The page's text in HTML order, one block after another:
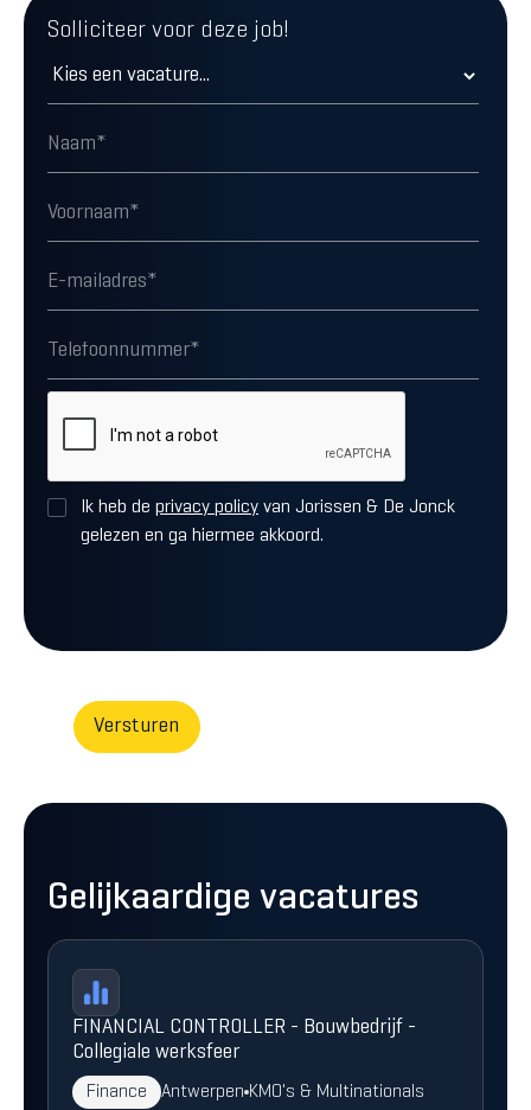
Solliciteer voor deze job!
Ik heb de privacy policy van Jorissen & De Jonck
gelezen en ga hiermee akkoord.
Gelijkaardige vacatures
FINANCIAL CONTROLLER - Bouwbedrijf -
Collegiale werksfeer
Finance Antwerpen KMO's & Multinationals